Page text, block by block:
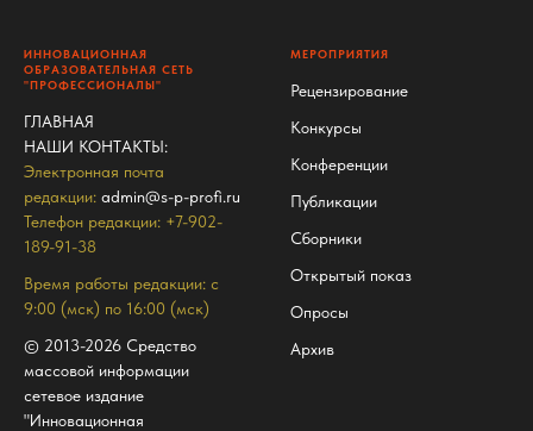
ИННОВАЦИОННАЯ
ОБРАЗОВАТЕЛЬНАЯ СЕТЬ
"ПРОФЕССИОНАЛЫ"
ГЛАВНАЯ
НАШИ КОНТАКТЫ:
Электронная почта
редакции: admin@s-p-profi.ru
Телефон редакции: +7-902-
189-91-38
Время работы редакции: с
9:00 (мск) по 16:00 (мск)
© 2013-2026 Средство
массовой информации
сетевое издание
"Инновационная
МЕРОПРИЯТИЯ
Рецензирование
Конкурсы
Конференции
Публикации
Сборники
Открытый показ
Опросы
Архив